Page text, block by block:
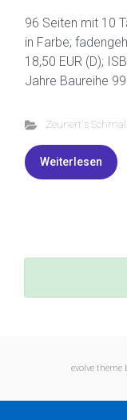
96 Seiten mit 10
in Farbe;
18,50 EUR (D);
Jahre Baureihe
Zeunert's
Weiterlesen
evolvetheme